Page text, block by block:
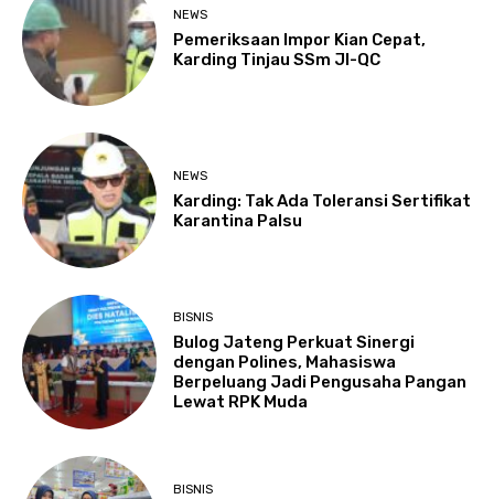
NEWS
Pemeriksaan Impor Kian Cepat,
Karding Tinjau SSm JI-QC
NEWS
Karding: Tak Ada Toleransi Sertifikat
Karantina Palsu
BISNIS
Bulog Jateng Perkuat Sinergi
dengan Polines, Mahasiswa
Berpeluang Jadi Pengusaha Pangan
Lewat RPK Muda
BISNIS